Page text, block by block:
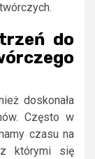
do
doskonała
Często w
czasu na
z którymi się